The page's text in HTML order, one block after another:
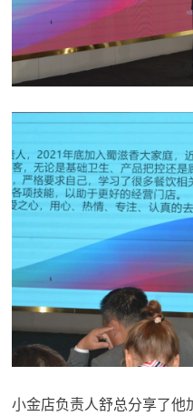
小金店负责人舒总分享了他